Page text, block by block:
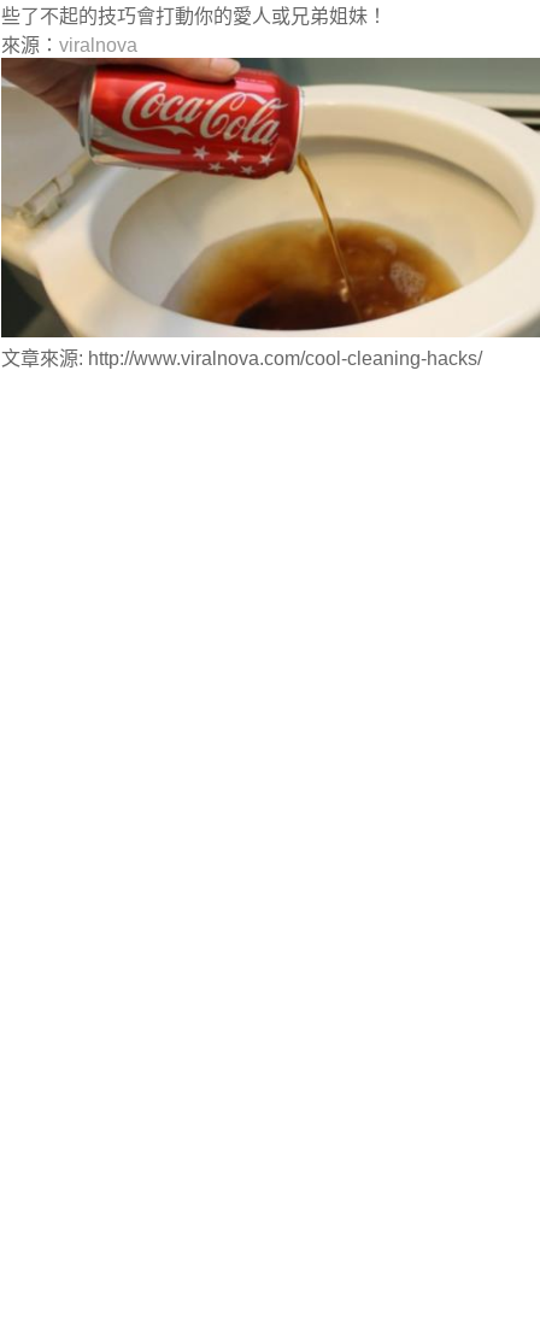
些了不起的技巧會打動你的愛人或兄弟姐妹！
來源： viralnova
文章來源: http://www.viralnova.com/cool-cleaning-hacks/